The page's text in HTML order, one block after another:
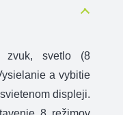
zvuk, svetlo (8
a vybitie
displeji.